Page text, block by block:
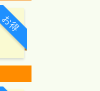
お得